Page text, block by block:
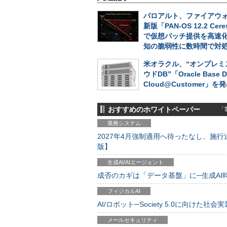
パロアルト、ファイアウ
新版「PAN-OS 12.2
で仮想パッチ提供を高速
知の脆弱性に数時間で対
米オラクル、“オンプレミ
ウドDB”「Oracle Base
Cloud@Customer」を発
おすすめのホワイトペーパー
業務システム
2027年4月強制適用へ待ったなし、施
版】
生成AI/AIエージェント
成否のカギは「データ基盤」に─生成AI
フィジカルAI
AI/ロボット─Society 5.0に向けた社会
メールセキュリティ